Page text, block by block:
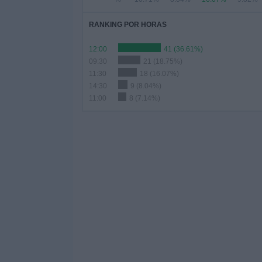
RANKING POR HORAS
12:00
41 (36.61%)
09:30
21 (18.75%)
11:30
18 (16.07%)
14:30
9 (8.04%)
8 (7.14%)